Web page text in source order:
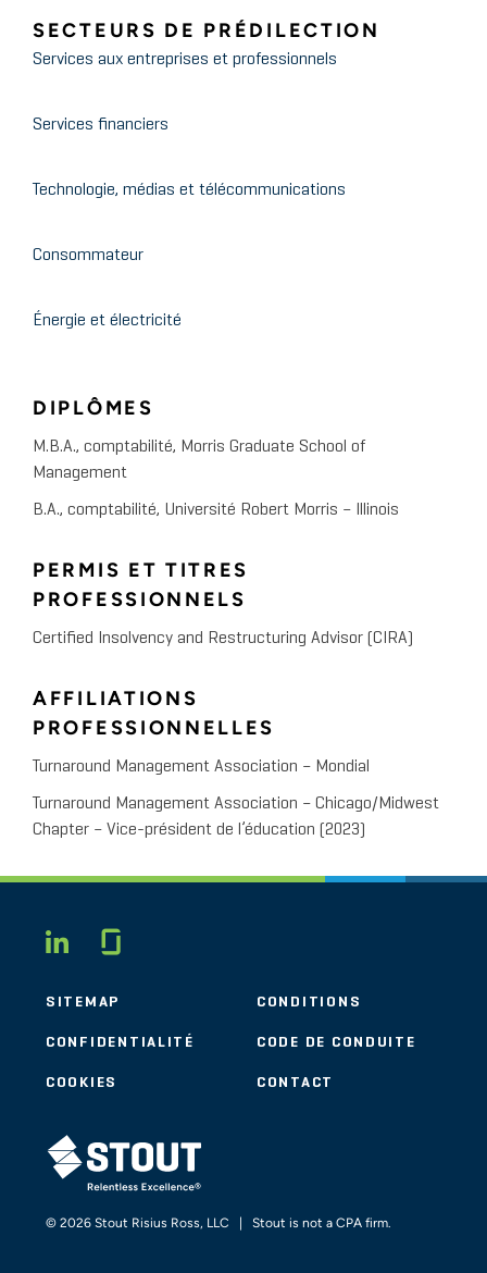
SECTEURS DE PRÉDILECTION
Services aux entreprises et professionnels
Services financiers
Technologie, médias et télécommunications
Consommateur
Énergie et électricité
DIPLÔMES
M.B.A., comptabilité, Morris Graduate School of
Management
B.A., comptabilité, Université Robert Morris – Illinois
PERMIS ET TITRES
PROFESSIONNELS
Certified Insolvency and Restructuring Advisor (CIRA)
AFFILIATIONS
PROFESSIONNELLES
Turnaround Management Association – Mondial
Turnaround Management Association – Chicago/Midwest
Chapter – Vice-président de l’éducation (2023)
LINKEDIN
SITEMAP CONDITIONS
CONFIDENTIALITÉ CODE DE CONDUITE
COOKIES CONTACT
STOUT LOGO
© 2026 Stout Risius Ross, LLC | Stout is not a CPA firm.